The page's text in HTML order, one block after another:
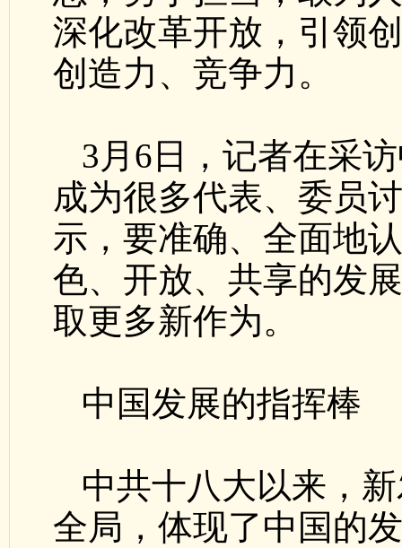
深化改革开放，引领
创造力、竞争力。
3月6日，记者在采
成为很多代表、委员
示，要准确、全面地
色、开放、共享的发
取更多新作为。
中国发展的指挥棒
中共十八大以来，
全局，体现了中国的